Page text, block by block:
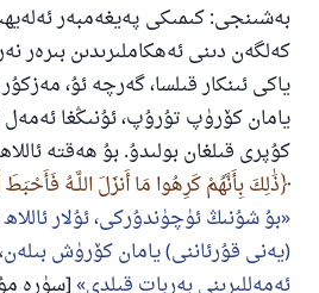
بەشىنجى: كىمىكى پەيغەمبەر
كەلگەن دىنى ئەھكاملىرىدىن بىرەر
ياكى ئىنكار قىلسا، گەرچە ئۇ،
يامان كۆرۈپ تۇرۇپ، ئۇنىڭغا ئەمەل
كۇپرى قىلغان بولىدۇ. بۇ ھەقتە
ذَٰلِكَ بِأَنَّهُمْ كَرِهُوا مَا أَنزَلَ اللَّـهُ فَأَحْبَطَ
بۇ شۇنىڭ ئۈچۈندۇركى، ئۇلار ئاللاھ
(يەنى قۇرئاننى) يامان كۆرۈش بىلەن،
ئەمەللىرىنى بەربات قىلدى [سۈرە